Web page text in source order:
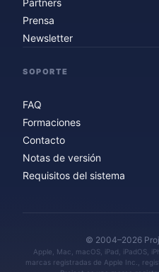
Partners
Prensa
Newsletter
SOPORTE
FAQ
Formaciones
Contacto
Notas de versión
Requisitos del sistema
© 2004–2026
Apple, Mac, macOS, iPad, iPadOS,
marcas registradas de Apple Inc.,